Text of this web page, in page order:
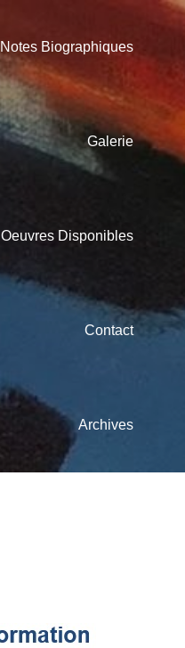
Notes Biographiques
Galerie
Oeuvres Disponibles
Contact
Archives